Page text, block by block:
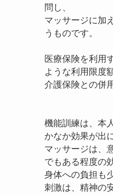
問し、
マッサージに加
うものです。
医療保険を利用
ような利用限度
介護保険との併
機能訓練は、本
かなか効果が出
マッサージは、
でもある程度の
身体への負担も
刺激は、精神の